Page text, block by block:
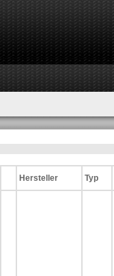
Hersteller Typ